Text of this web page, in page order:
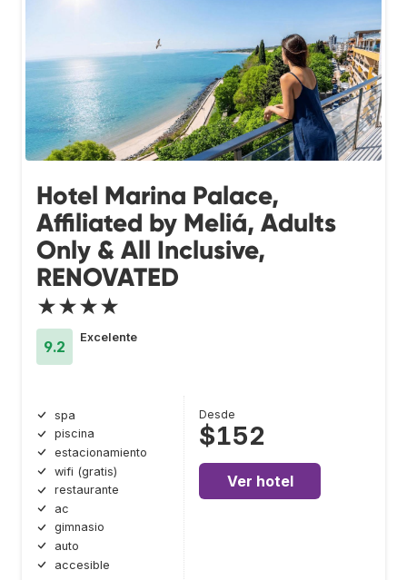
Hotel Marina Palace,
Affiliated by Meliá, Adults
Only & All Inclusive,
RENOVATED
★★★★
9.2
Excelente
spa
piscina
estacionamiento
wifi (gratis)
restaurante
ac
gimnasio
auto
accesible
Desde
$152
Ver hotel